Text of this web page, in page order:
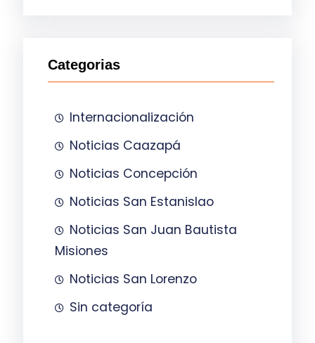
Categorias
Internacionalización
Noticias Caazapá
Noticias Concepción
Noticias San Estanislao
Noticias San Juan Bautista
Misiones
Noticias San Lorenzo
Sin categoría